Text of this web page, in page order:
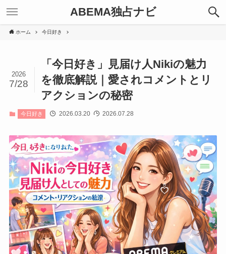
ABEMA独占ナビ
ホーム 今日好き
「今日好き」見届け人Nikiの魅力
を徹底解説｜愛されコメントとリ
アクションの秘密
2026
7/28
今日好き 2026.03.20 2026.07.28